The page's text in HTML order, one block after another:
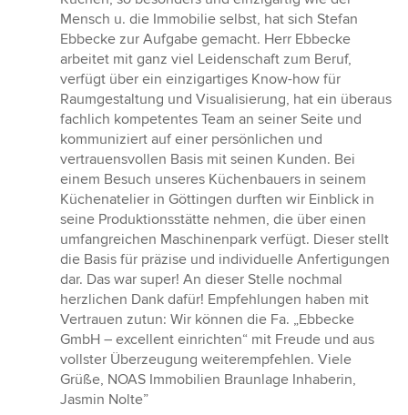
Mensch u. die Immobilie selbst, hat sich Stefan
Ebbecke zur Aufgabe gemacht. Herr Ebbecke
arbeitet mit ganz viel Leidenschaft zum Beruf,
verfügt über ein einzigartiges Know-how für
Raumgestaltung und Visualisierung, hat ein überaus
fachlich kompetentes Team an seiner Seite und
kommuniziert auf einer persönlichen und
vertrauensvollen Basis mit seinen Kunden. Bei
einem Besuch unseres Küchenbauers in seinem
Küchenatelier in Göttingen durften wir Einblick in
seine Produktionsstätte nehmen, die über einen
umfangreichen Maschinenpark verfügt. Dieser stellt
die Basis für präzise und individuelle Anfertigungen
dar. Das war super! An dieser Stelle nochmal
herzlichen Dank dafür! Empfehlungen haben mit
Vertrauen zutun: Wir können die Fa. „Ebbecke
GmbH – excellent einrichten“ mit Freude und aus
vollster Überzeugung weiterempfehlen. Viele
Grüße, NOAS Immobilien Braunlage Inhaberin,
Jasmin Nolte”